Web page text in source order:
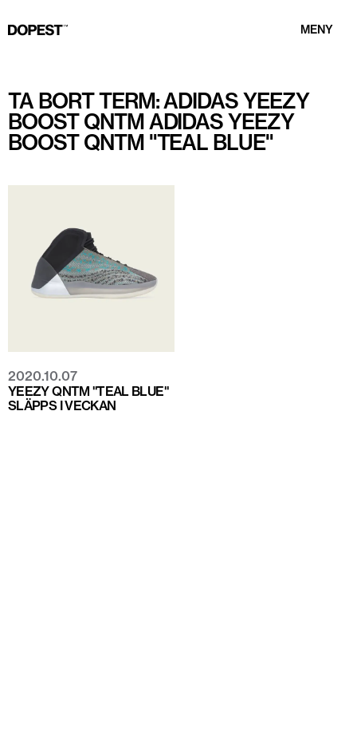
MENY
TA BORT TERM: ADIDAS YEEZY
BOOST QNTM ADIDAS YEEZY
BOOST QNTM "TEAL BLUE"
2020.10.07
YEEZY QNTM "TEAL BLUE"
SLÄPPS I VECKAN